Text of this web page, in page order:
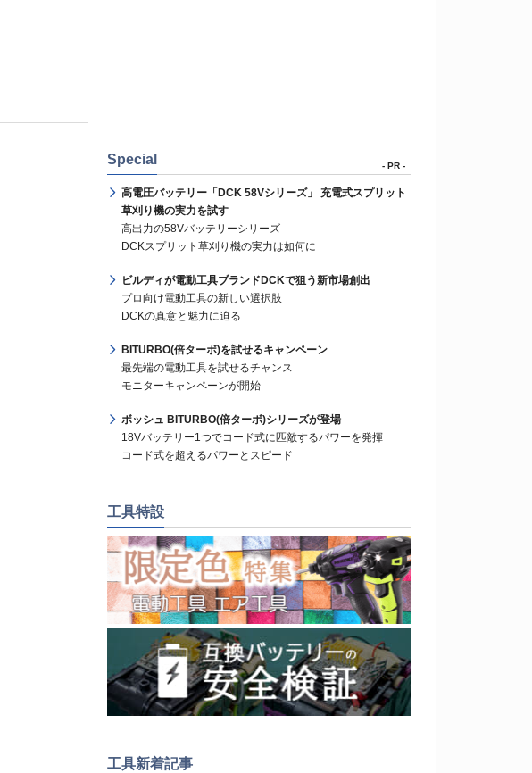
Special - PR -
高電圧バッテリー「DCK 58Vシリーズ」 充電式スプリット
草刈り機の実力を試す
高出力の58Vバッテリーシリーズ
DCKスプリット草刈り機の実力は如何に
ビルディが電動工具ブランドDCKで狙う新市場創出
プロ向け電動工具の新しい選択肢
DCKの真意と魅力に迫る
BITURBO(倍ターボ)を試せるキャンペーン
最先端の電動工具を試せるチャンス
モニターキャンペーンが開始
ボッシュ BITURBO(倍ターボ)シリーズが登場
18Vバッテリー1つでコード式に匹敵するパワーを発揮
コード式を超えるパワーとスピード
工具特設
工具新着記事